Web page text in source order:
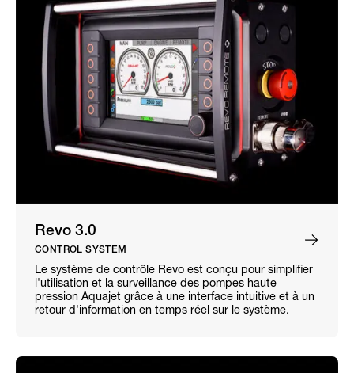
Revo 3.0
CONTROL SYSTEM
Le système de contrôle Revo est conçu pour simplifier
l'utilisation et la surveillance des pompes haute
pression Aquajet grâce à une interface intuitive et à un
retour d'information en temps réel sur le système.